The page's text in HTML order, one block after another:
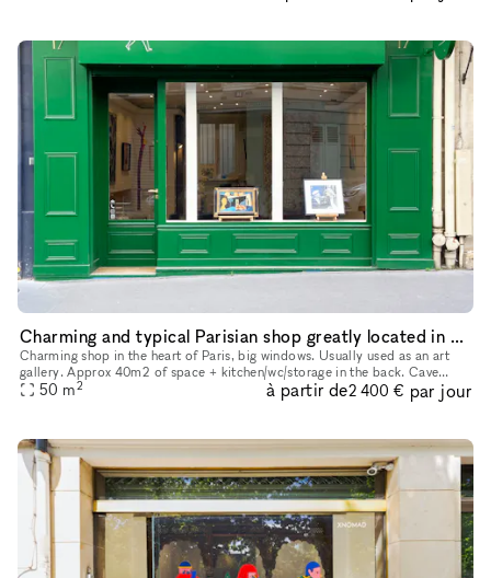
Charming and typical Parisian shop greatly located in Saint-Germain-des-Prés
Charming shop in the heart of Paris, big windows. Usually used as an art
gallery. Approx 40m2 of space + kitchen/wc/storage in the back. Cave
upon request. Very well connected (Odéon metro and bus),
50 m2 à partir de2 400 € par jour